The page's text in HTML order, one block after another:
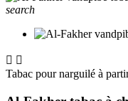
search
 
Tabac pour narguilé à